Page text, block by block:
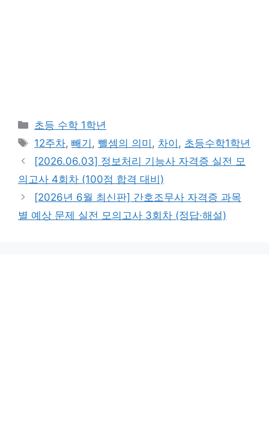
카
테
리
초등 수학 1학년
태
그
12주차,빼기 , 뺄셈의 의미 , 차이 , 초등수학1학년
[2026.06.03] 정보처리 기능사 자격증 실전 모
의고사 4회차 (100점 합격 대비)
[2026년 6월 최신판] 간호조무사 자격증 과목
별 예상 문제 실전 모의고사 3회차 (정답·해설)